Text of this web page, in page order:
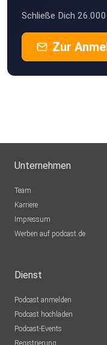
Bayern
Ritatady
Herten
Janette64
jqpjvjmy
jquevedo
Maxgrete
Itzehoe
sly1806
Schließe Dich
Zur
Unternehmen
Team
Karriere
Impressum
Werben auf podcast.de
Dienst
Podcast anmelden
Podcast hochladen
Podcast-Events
Registrierung